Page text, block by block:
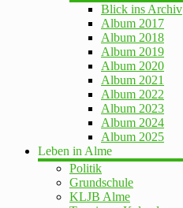
Blick ins Archiv
Album 2017
Album 2018
Album 2019
Album 2020
Album 2021
Album 2022
Album 2023
Album 2024
Album 2025
Leben in Alme
Politik
Grundschule
KLJB Alme